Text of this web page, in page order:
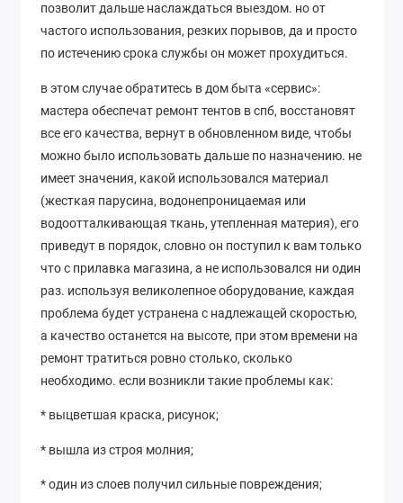
позволит дальше наслаждаться выездом. но от
частого использования, резких порывов, да и просто
по истечению срока службы он может прохудиться.
в этом случае обратитесь в дом быта «сервис»:
мастера обеспечат ремонт тентов в спб, восстановят
все его качества, вернут в обновленном виде, чтобы
можно было использовать дальше по назначению. не
имеет значения, какой использовался материал
(жесткая парусина, водонепроницаемая или
водоотталкивающая ткань, утепленная материя), его
приведут в порядок, словно он поступил к вам только
что с прилавка магазина, а не использовался ни один
раз. используя великолепное оборудование, каждая
проблема будет устранена с надлежащей скоростью,
а качество останется на высоте, при этом времени на
ремонт тратиться ровно столько, сколько
необходимо. если возникли такие проблемы как:
* выцветшая краска, рисунок;
* вышла из строя молния;
* один из слоев получил сильные повреждения;